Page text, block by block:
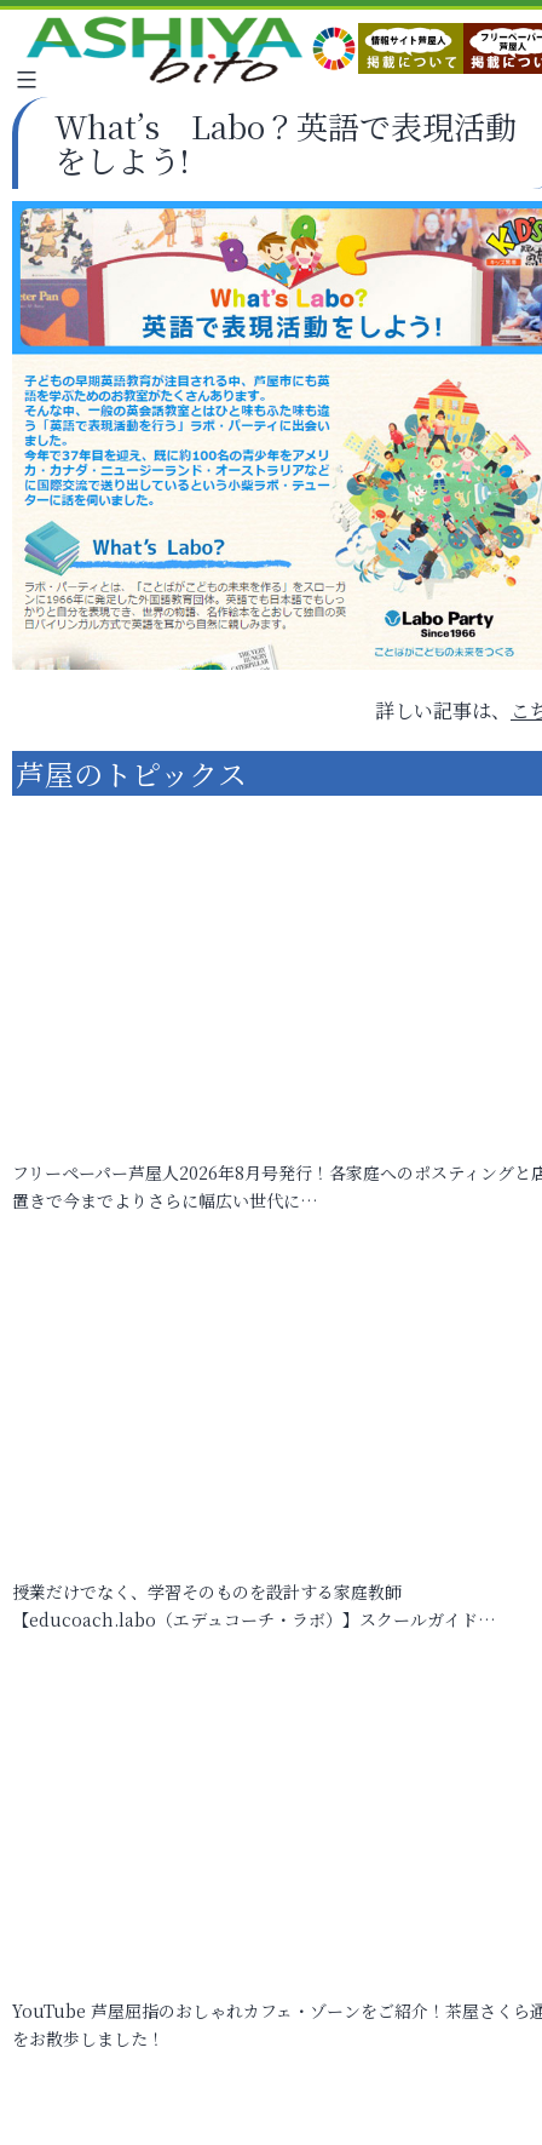
What’s Labo？英語で表現活動
をしよう!
詳しい記事は、 こ
芦屋のトピックス
フリーペーパー芦屋人2026年8月号発行！各家庭へのポスティングと
置きで今までよりさらに幅広い世代に…
授業だけでなく、学習そのものを設計する家庭教師
【educoach.labo（エデュコーチ・ラボ）】スクールガイド…
YouTube 芦屋屈指のおしゃれカフェ・ゾーンをご紹介！茶屋さくら
をお散歩しました！